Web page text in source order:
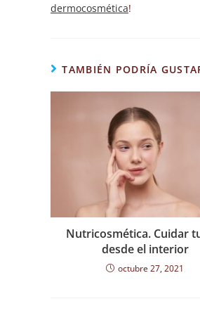
dermocosmética!
TAMBIÉN PODRÍA
Nutricosmética. Cuidar
desde el interior
octubre 27, 2021